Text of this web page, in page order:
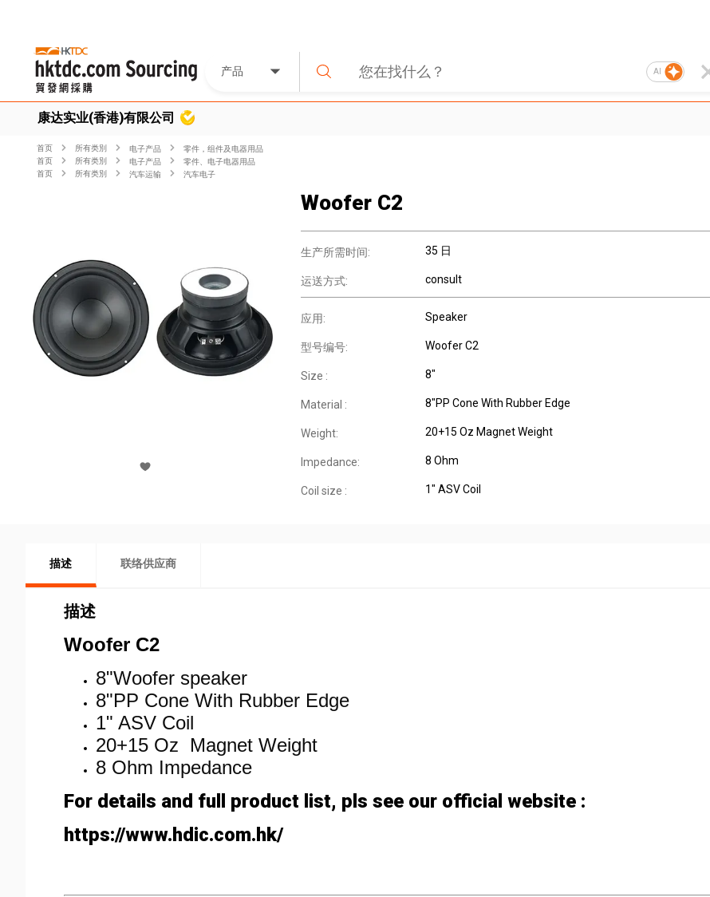
产品 AI
康达实业(香港)有限公司
首页 所有类別 电子产品
零件，组件及电器用品
首页
所有类別 电子产品
零件、电子电器用品
首页
所有类別 汽车运输 汽车电子
Woofer C2
生产所需时间: 35 日
运送方式: consult
应用: Speaker
型号编号: Woofer C2
Size : 8"
Material : 8"PP Cone With Rubber Edge
Weight: 20+15 Oz Magnet Weight
Impedance: 8 Ohm
Coil size : 1" ASV Coil
描述 联络供应商
描述
Woofer C2
8"Woofer speaker
8"PP Cone With Rubber Edge
1" ASV Coil
20+15 Oz Magnet Weight
8 Ohm Impedance
For details and full product list, pls see our official website :
https://www.hdic.com.hk/